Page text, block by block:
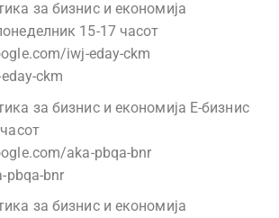
за бизнис и економија
15-17 часот
iwj-eday-ckm
ckm
за бизнис и економија Е-бизнис
aka-pbqa-bnr
pbqa-bnr
за бизнис и економија